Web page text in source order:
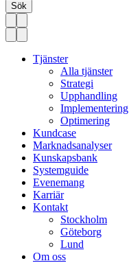
Sök
Tjänster
Alla tjänster
Strategi
Upphandling
Implementering
Optimering
Kundcase
Marknadsanalyser
Kunskapsbank
Systemguide
Evenemang
Karriär
Kontakt
Stockholm
Göteborg
Lund
Om oss